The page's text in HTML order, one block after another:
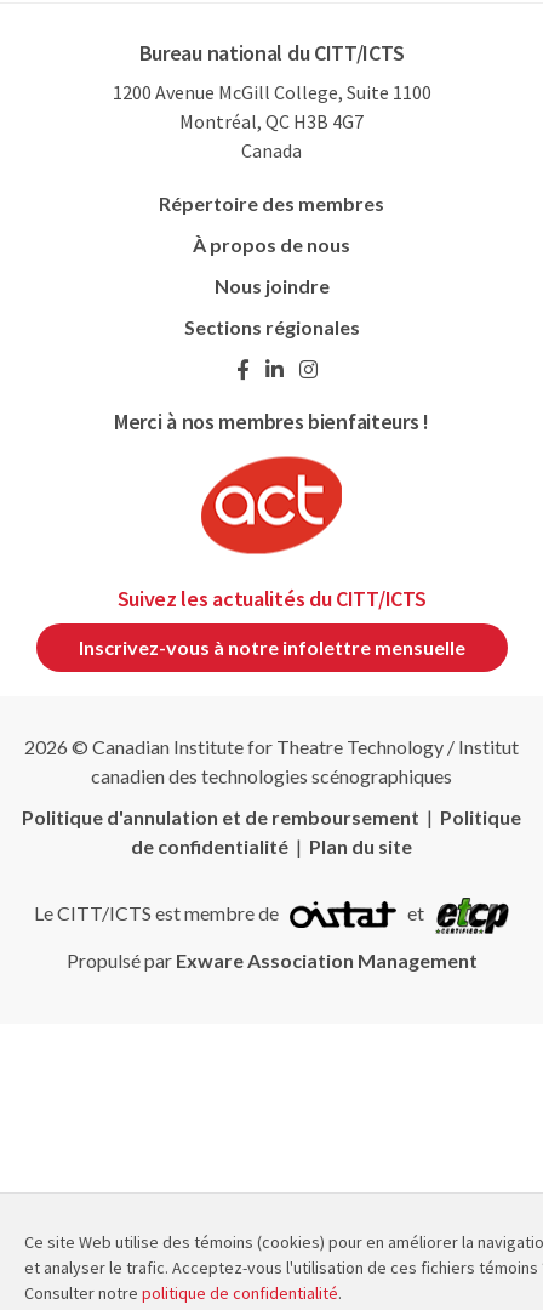
Bureau national du CITT/ICTS
1200 Avenue McGill College, Suite 1100
Montréal, QC H3B 4G7
Canada
Répertoire des membres
À propos de nous
Nous joindre
Sections régionales
Merci à nos membres bienfaiteurs !
Suivez les actualités du CITT/ICTS
Inscrivez-vous à notre infolettre mensuelle
2026 © Canadian Institute for Theatre Technology / Institut
canadien des technologies scénographiques
Politique d'annulation et de remboursement | Politique
de confidentialité | Plan du site
Le CITT/ICTS est membre de et
Propulsé par Exware Association Management
Ce site Web utilise des témoins (cookies) pour en améliorer la
et analyser le trafic. Acceptez-vous l'utilisation de ces fichiers témoins
Consulter notre politique de confidentialité.